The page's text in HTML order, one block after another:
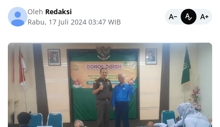
Oleh Redaksi
Rabu, 17 Juli 2024 03:47 WIB